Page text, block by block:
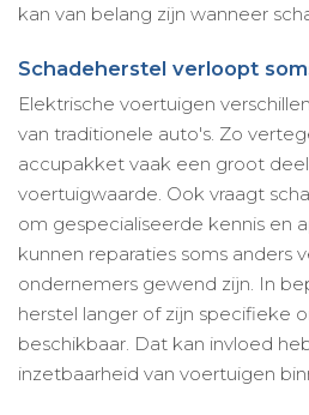
kan van belang zijn wanneer
Schadeherstel verloopt
Elektrische voertuigen
van traditionele auto's. Zo
accupakket vaak een groot
voertuigwaarde. Ook vraagt
om gespecialiseerde kennis en
kunnen reparaties soms anders
ondernemers gewend zijn. In
herstel langer of zijn specifieke
beschikbaar. Dat kan invloed
inzetbaarheid van voertuigen